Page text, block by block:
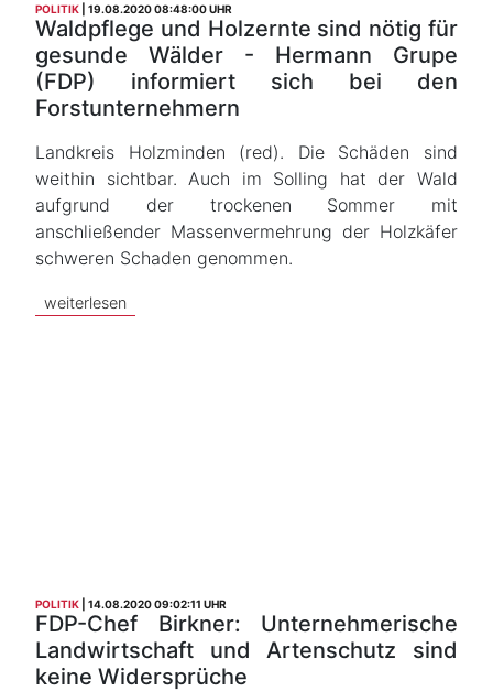
POLITIK 19.08.2020 08:48:00 UHR
Waldpflege und Holzernte sind nötig für
gesunde Wälder - Hermann Grupe
(FDP) informiert sich bei den
Forstunternehmern
Landkreis Holzminden (red). Die Schäden sind
weithin sichtbar. Auch im Solling hat der Wald
aufgrund der trockenen Sommer mit
anschließender Massenvermehrung der Holzkäfer
schweren Schaden genommen.
weiterlesen
POLITIK 14.08.2020 09:02:11 UHR
FDP-Chef Birkner: Unternehmerische
Landwirtschaft und Artenschutz sind
keine Widersprüche